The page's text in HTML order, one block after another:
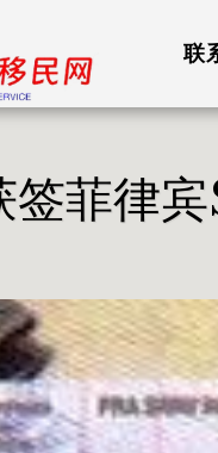
联
签菲律